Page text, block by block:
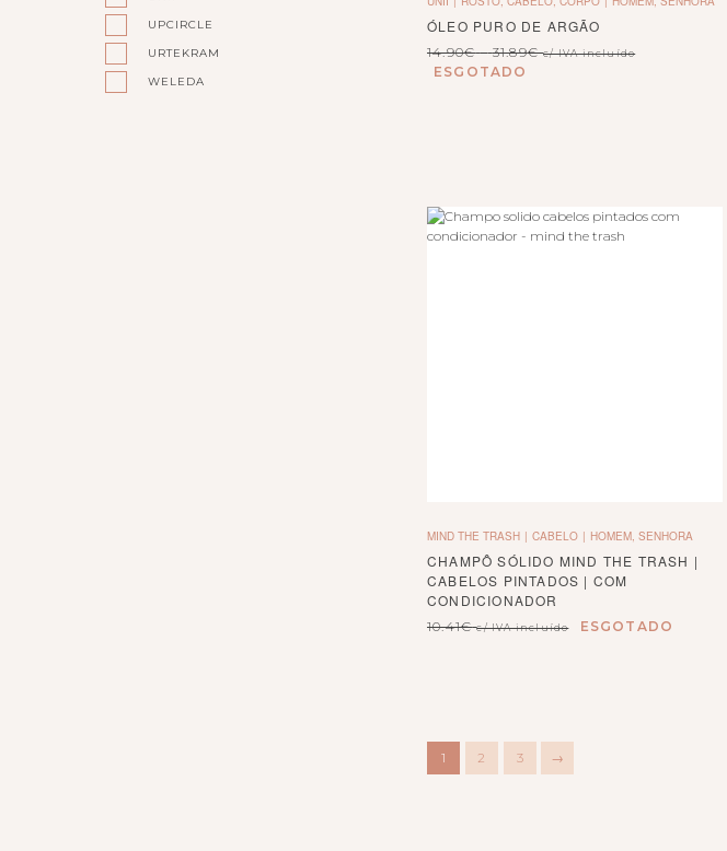
UPCIRCLE
URTEKRAM
WELEDA
ÓLEO PURO DE ARGÃO
14.90€ – 31.89€Price
c/ IVA incluído
ESGOTADO
MIND THE TRASH CABELO HOMEM, SENHORA
CHAMPÔ SÓLIDO MIND THE TRASH |
CABELOS PINTADOS | COM
CONDICIONADOR
10.41€ c/ IVA incluído ESGOTADO
1 2 3 →